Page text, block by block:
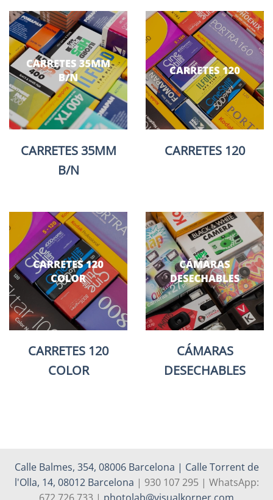
CARRETES 35MM
B/N
CARRETES 120
CARRETES 120
COLOR
CÁMARAS
DESECHABLES
Calle Balmes, 354, 08006 Barcelona | Calle Torrent de
l'Olla, 14, 08012 Barcelona | 930 107 295 | WhatsApp:
672 726 733 | photolab@visualkorner.com